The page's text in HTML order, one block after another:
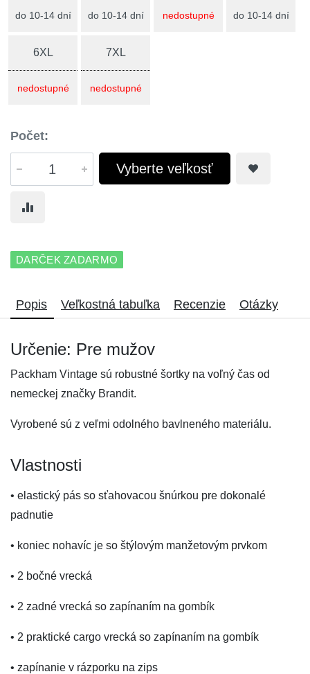
do 10-14 dní do 10-14 dní nedostupné do 10-14 dní
6XL
nedostupné
7XL
nedostupné
Počet:
Vyberte veľkosť
DARČEK ZADARMO
Popis Veľkostná tabuľka Recenzie Otázky
Určenie: Pre mužov
Packham Vintage sú robustné šortky na voľný čas od
nemeckej značky Brandit.
Vyrobené sú z veľmi odolného bavlneného materiálu.
Vlastnosti
• elastický pás so sťahovacou šnúrkou pre dokonalé
padnutie
• koniec nohavíc je so štýlovým manžetovým prvkom
• 2 bočné vrecká
• 2 zadné vrecká so zapínaním na gombík
• 2 praktické cargo vrecká so zapínaním na gombík
• zapínanie v rázporku na zips